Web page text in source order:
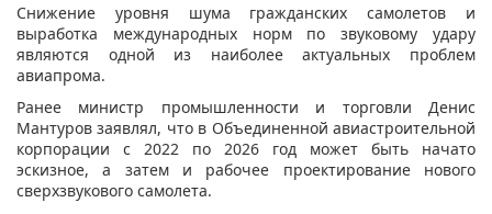
Снижение уровня шума гражданских самолетов и
выработка международных норм по звуковому удару
являются одной из наиболее актуальных проблем
авиапрома.
Ранее министр промышленности и торговли Денис
Мантуров заявлял, что в Объединенной авиастроительной
корпорации с 2022 по 2026 год может быть начато
эскизное, а затем и рабочее проектирование нового
сверхзвукового самолета.